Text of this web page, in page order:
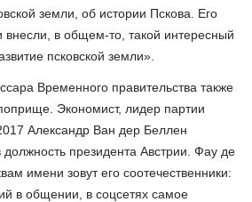
земли, об истории Пскова. Его
внесли, в общем-то, такой интересный
псковской земли».
Временного правительства также
Экономист, лидер партии
Александр Ван дер Беллен
президента Австрии. Фау де
имени зовут его соотечественники:
в общении, в соцсетях самое